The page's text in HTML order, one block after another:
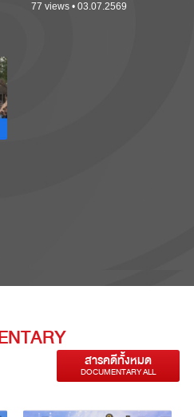
77 views • 03.07.2569
สารคดีทั้งหมด
DOCUMENTARY ALL